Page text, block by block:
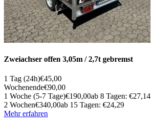
Zweiachser offen 3,05m / 2,7t gebremst
1 Tag (24h)€45,00
Wochenende€90,00
1 Woche (5-7 Tage)€190,00ab 8 Tagen: €27,14
2 Wochen€340,00ab 15 Tagen: €24,29
Mehr erfahren